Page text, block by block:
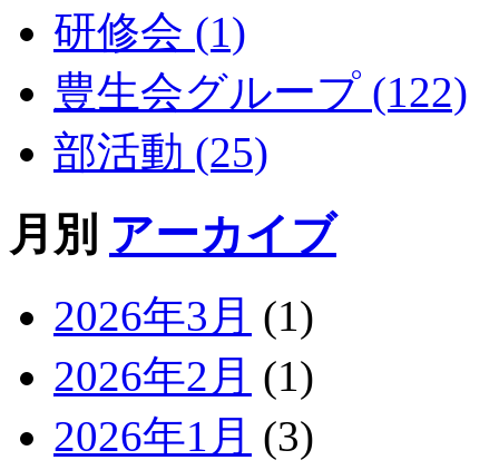
研修会 (1)
豊生会グループ (122)
部活動 (25)
月別 アーカイブ
2026年3月 (1)
2026年2月 (1)
2026年1月 (3)